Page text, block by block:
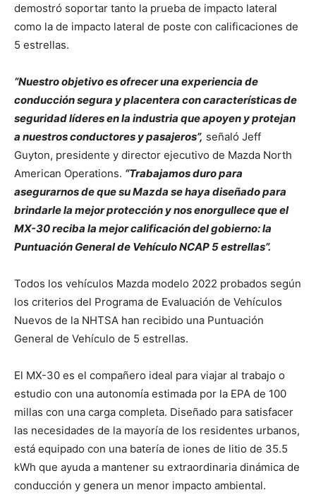
demostró soportar tanto la prueba de impacto lateral
como la de impacto lateral de poste con calificaciones de
5 estrellas.
“Nuestro objetivo es ofrecer una experiencia de
conducción segura y placentera con características de
seguridad líderes en la industria que apoyen y protejan
a nuestros conductores y pasajeros”, señaló Jeff
Guyton, presidente y director ejecutivo de Mazda North
American Operations. “Trabajamos duro para
asegurarnos de que su Mazda se haya diseñado para
brindarle la mejor protección y nos enorgullece que el
MX-30 reciba la mejor calificación del gobierno: la
Puntuación General de Vehículo NCAP 5 estrellas”.
Todos los vehículos Mazda modelo 2022 probados según
los criterios del Programa de Evaluación de Vehículos
Nuevos de la NHTSA han recibido una Puntuación
General de Vehículo de 5 estrellas.
El MX-30 es el compañero ideal para viajar al trabajo o
estudio con una autonomía estimada por la EPA de 100
millas con una carga completa. Diseñado para satisfacer
las necesidades de la mayoría de los residentes urbanos,
está equipado con una batería de iones de litio de 35.5
kWh que ayuda a mantener su extraordinaria dinámica de
conducción y genera un menor impacto ambiental.